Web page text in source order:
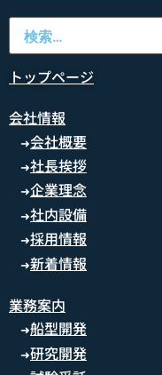
トップページ
会社情報
➜会社概要
➜社長挨拶
➜企業理念
➜社内設備
➜採用情報
➜新着情報
業務案内
➜船型開発
➜研究開発